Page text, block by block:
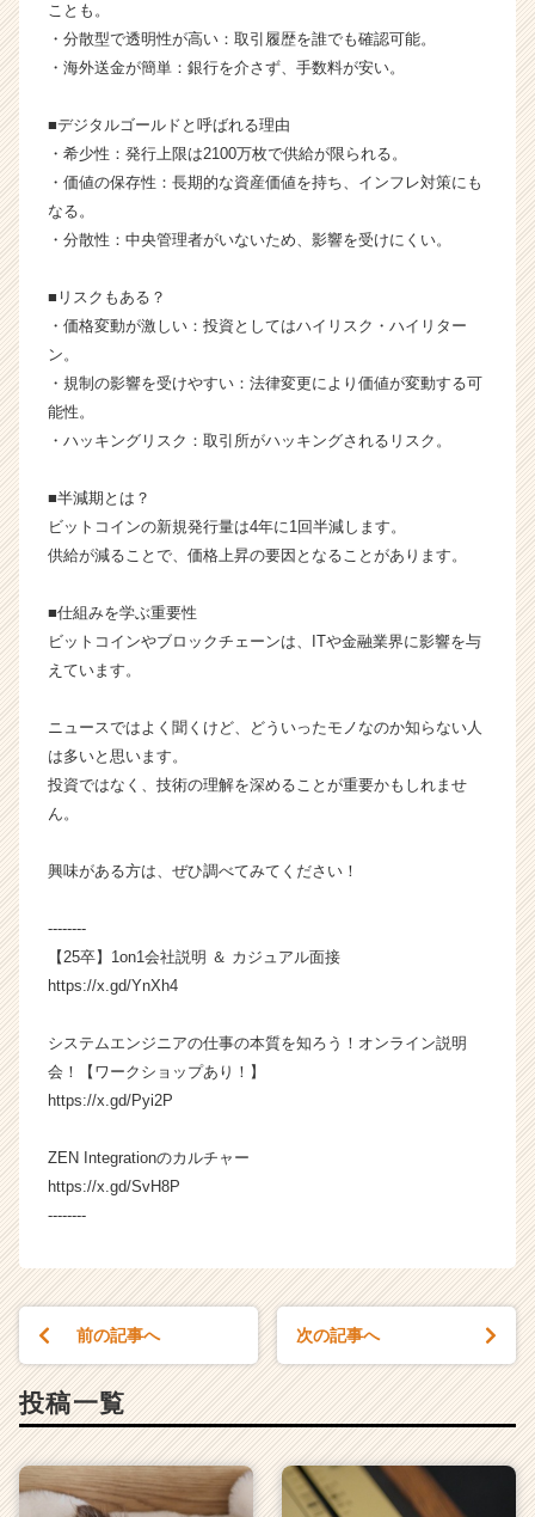
活
サ
ト
チ
ア
リ
h
e
a
e
r）
ことも。
・分散型で透明性が高い：取引履歴を誰でも確認可能。
・海外送金が簡単：銀行を介さず、手数料が安い。
■デジタルゴールドと呼ばれる理由
・希少性：発行上限は2100万枚で供給が限られる。
・価値の保存性：長期的な資産価値を持ち、インフレ対策にも
なる。
・分散性：中央管理者がいないため、影響を受けにくい。
■リスクもある？
・価格変動が激しい：投資としてはハイリスク・ハイリター
ン。
・規制の影響を受けやすい：法律変更により価値が変動する可
能性。
・ハッキングリスク：取引所がハッキングされるリスク。
■半減期とは？
ビットコインの新規発行量は4年に1回半減します。
供給が減ることで、価格上昇の要因となることがあります。
■仕組みを学ぶ重要性
ビットコインやブロックチェーンは、ITや金融業界に影響を与
えています。
ニュースではよく聞くけど、どういったモノなのか知らない人
は多いと思います。
投資ではなく、技術の理解を深めることが重要かもしれませ
ん。
興味がある方は、ぜひ調べてみてください！
--------
【25卒】1on1会社説明 ＆ カジュアル面接
https://x.gd/YnXh4
システムエンジニアの仕事の本質を知ろう！オンライン説明
会！【ワークショップあり！】
https://x.gd/Pyi2P
ZEN Integrationのカルチャー
https://x.gd/SvH8P
--------
前の記事へ 次の記事へ
投稿一覧